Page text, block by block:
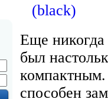
Еще
был
способен